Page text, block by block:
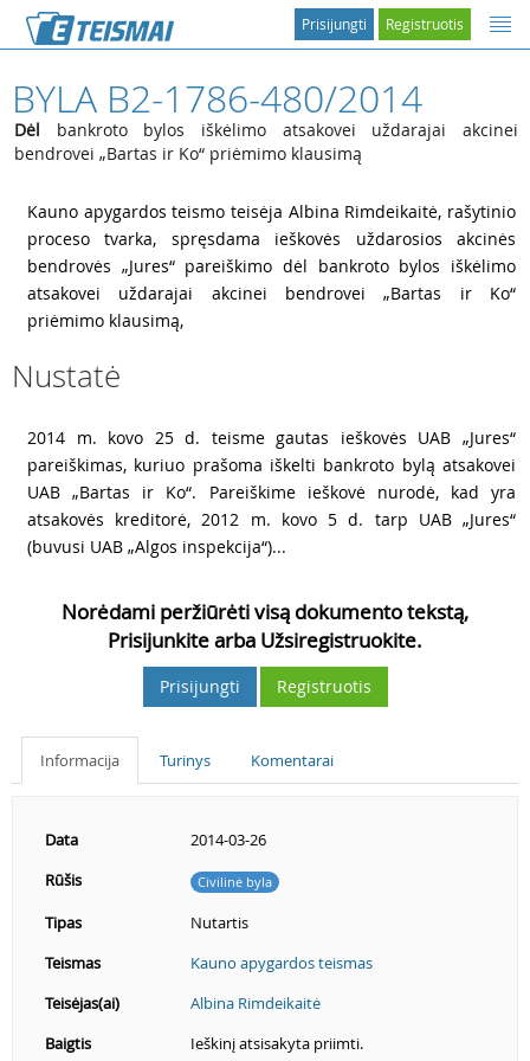
Registruotis
Prisijungti
BYLA B2-1786-480/2014
Dėl bankroto bylos iškėlimo atsakovei uždarajai akcinei
bendrovei „Bartas ir Ko“ priėmimo klausimą
Kauno apygardos teismo teisėja Albina Rimdeikaitė, rašytinio
proceso tvarka, spręsdama ieškovės uždarosios akcinės
bendrovės „Jures“ pareiškimo dėl bankroto bylos iškėlimo
atsakovei uždarajai akcinei bendrovei „Bartas ir Ko“
priėmimo klausimą,
Nustatė
2014 m. kovo 25 d. teisme gautas ieškovės UAB „Jures“
pareiškimas, kuriuo prašoma iškelti bankroto bylą atsakovei
UAB „Bartas ir Ko“. Pareiškime ieškovė nurodė, kad yra
atsakovės kreditorė, 2012 m. kovo 5 d. tarp UAB „Jures“
(buvusi UAB „Algos inspekcija“)...
Norėdami peržiūrėti visą dokumento tekstą,
Prisijunkite arba Užsiregistruokite.
Prisijungti Registruotis
Informacija Turinys Komentarai
Data
2014-03-26
Rūšis
Civilinė byla
Tipas
Nutartis
Teismas
Kauno apygardos teismas
Teisėjas(ai)
Albina Rimdeikaitė
Baigtis
Ieškinį atsisakyta priimti.